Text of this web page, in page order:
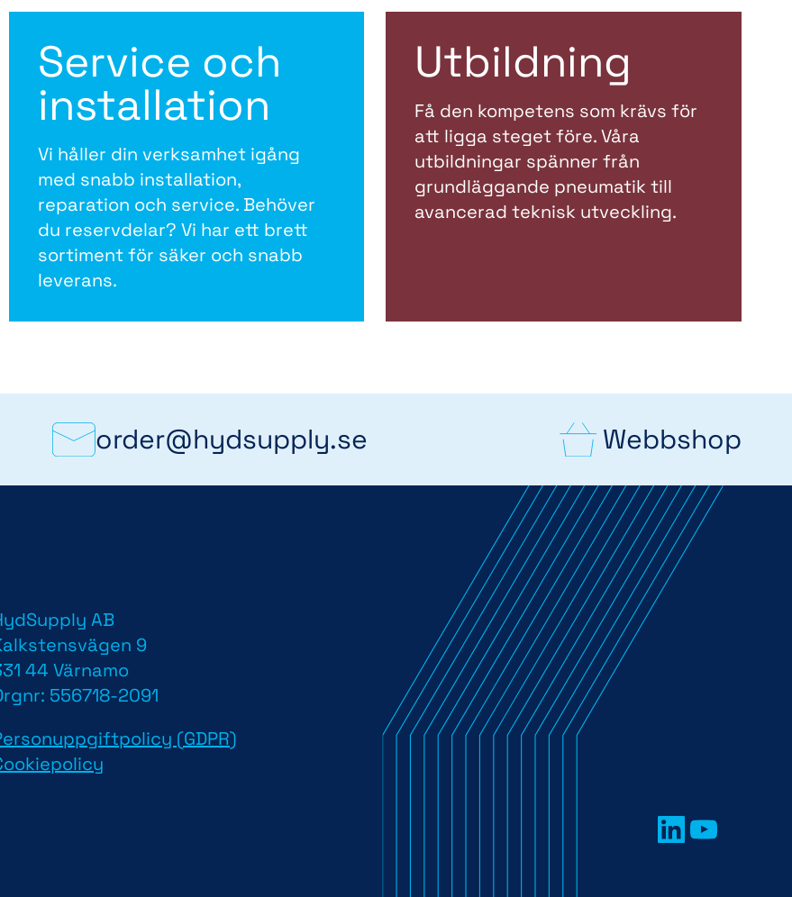
Service och
installation
Vi håller din verksamhet igång
med snabb installation,
reparation och service. Behöver
du reservdelar? Vi har ett brett
sortiment för säker och snabb
leverans.
Utbildning
Få den kompetens som krävs för
att ligga steget före. Våra
utbildningar spänner från
grundläggande pneumatik till
avancerad teknisk utveckling.
order@hydsupply.se Webbshop
AB
9
44 Värnamo
556718-2091
(GDPR)